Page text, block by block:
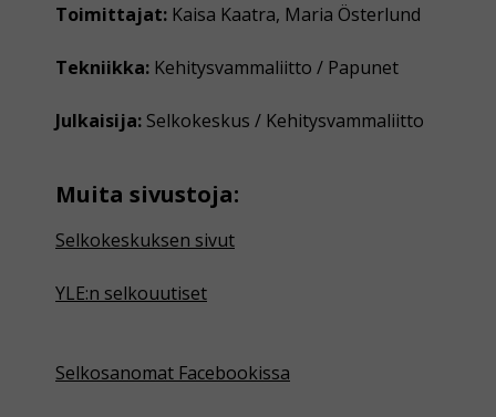
Toimittajat: Kaisa Kaatra, Maria Österlund
Tekniikka: Kehitysvammaliitto / Papunet
Julkaisija: Selkokeskus / Kehitysvammaliitto
Muita sivustoja:
Selkokeskuksen sivut
YLE:n selkouutiset
Selkosanomat Facebookissa